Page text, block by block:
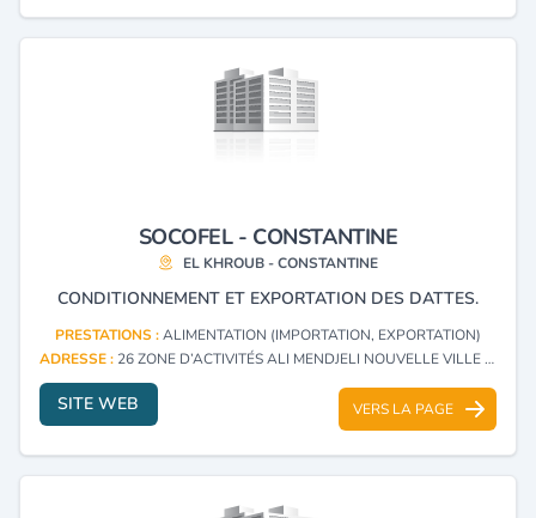
SOCOFEL - CONSTANTINE
EL KHROUB - CONSTANTINE
CONDITIONNEMENT ET EXPORTATION DES DATTES.
PRESTATIONS :ALIMENTATION (IMPORTATION, EXPORTATION)
ADRESSE : 26 ZONE D’ACTIVITÉS ALI MENDJELI NOUVELLE VILLE EL KHROUB - CONSTANTINE
SITE WEB VERS LA PAGE